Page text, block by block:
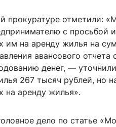
прокуратуре отметили:
с просьбой
им на аренду жилья на
авансового
денег, —
267 тысяч рублей, но
на аренду жилья».
дело по статье